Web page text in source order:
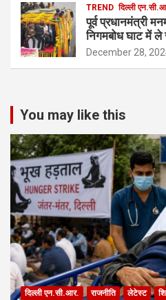
TREND दिल्ली
पूर्व प्रधानमंत्री
निगमबोध घाट में ले
December 28,
You may like this
दिल्ली एन.सी.आर. राजनीति लेटेस्ट